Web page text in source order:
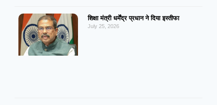
शिक्षा मंत्री धर्मेंद्र प्रधान ने दिया इस्तीफा
July 25, 2026